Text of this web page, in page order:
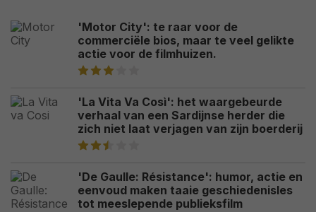
'Motor City': te raar voor de
commerciële bios, maar te veel gelikte
actie voor de filmhuizen.
'La Vita Va Così': het waargebeurde
verhaal van een Sardijnse herder die
zich niet laat verjagen van zijn boerderij
'De Gaulle: Résistance': humor, actie en
eenvoud maken taaie geschiedenisles
tot meeslepende publieksfilm